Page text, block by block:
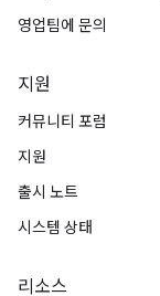
영업팀에 문의
지원
커뮤니티 포럼
지원
출시 노트
시스템 상태
리소스